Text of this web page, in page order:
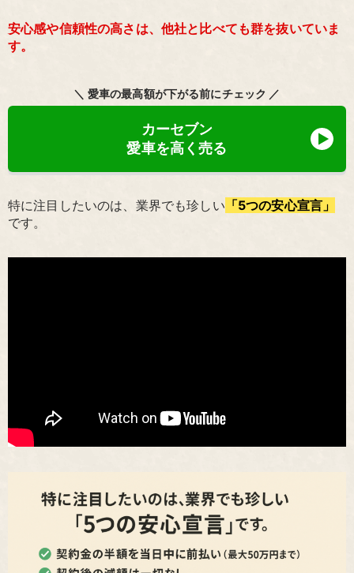
安心感や信頼性の高さは、他社と比べても群を抜いていま
す。
＼ 愛車の最高額が下がる前にチェック ／
カーセブン
愛車を高く売る
特に注目したいのは、業界でも珍しい 「5つの安心宣言」
です。